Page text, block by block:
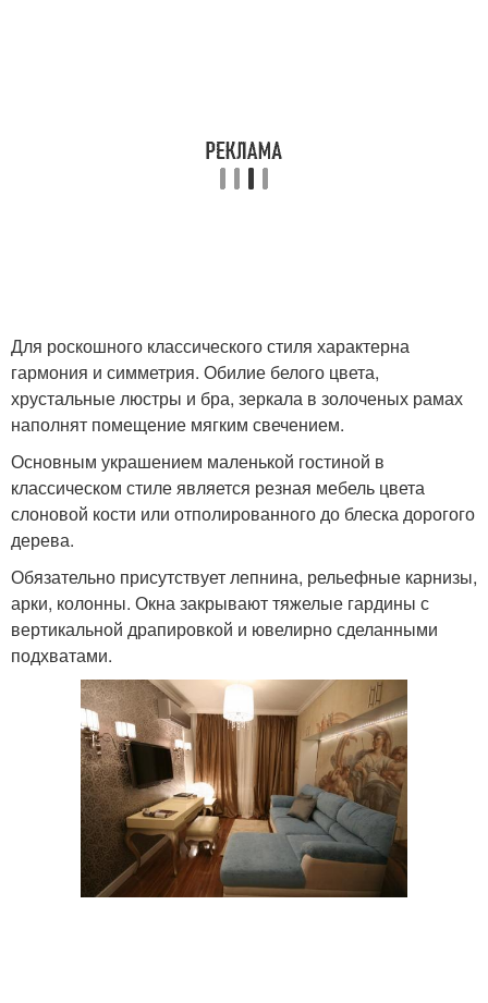
Для роскошного классического стиля характерна
гармония и симметрия. Обилие белого цвета,
хрустальные люстры и бра, зеркала в золоченых рамах
наполнят помещение мягким свечением.
Основным украшением маленькой гостиной в
классическом стиле является резная мебель цвета
слоновой кости или отполированного до блеска дорогого
дерева.
Обязательно присутствует лепнина, рельефные карнизы,
арки, колонны. Окна закрывают тяжелые гардины с
вертикальной драпировкой и ювелирно сделанными
подхватами.